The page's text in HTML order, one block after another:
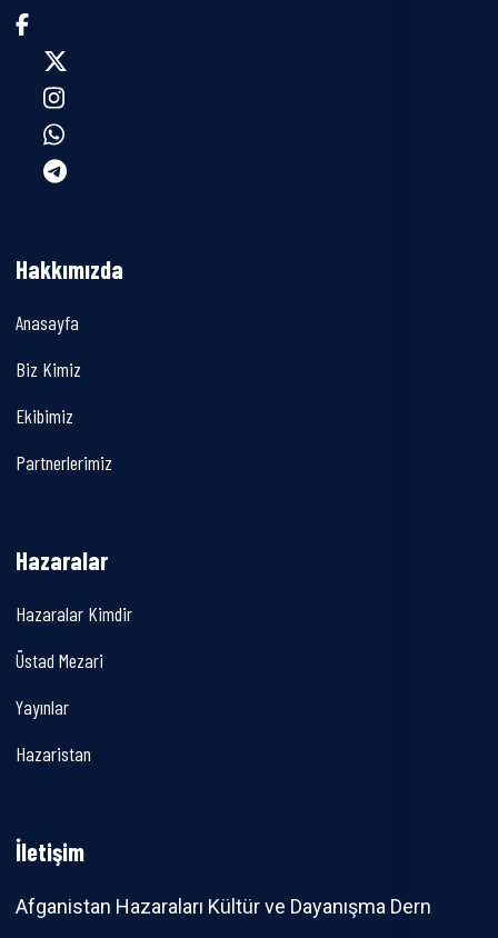
Hakkımızda
Anasayfa
Biz Kimiz
Ekibimiz
Partnerlerimiz
Hazaralar
Hazaralar Kimdir
Üstad Mezari
Yayınlar
Hazaristan
İletişim
Afganistan Hazaraları Kültür ve Dayanışma Derneği